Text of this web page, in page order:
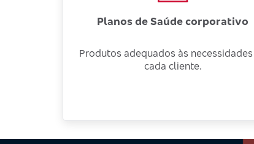
Planos de Saúde corporativo
Produtos adequados às
cada cliente.